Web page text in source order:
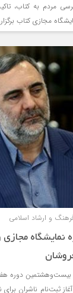
مردم به کتاب،
مجازی کتاب
و ارشاد اسلامی
نمایشگاه
دوره
ثبت‌نام ناشران